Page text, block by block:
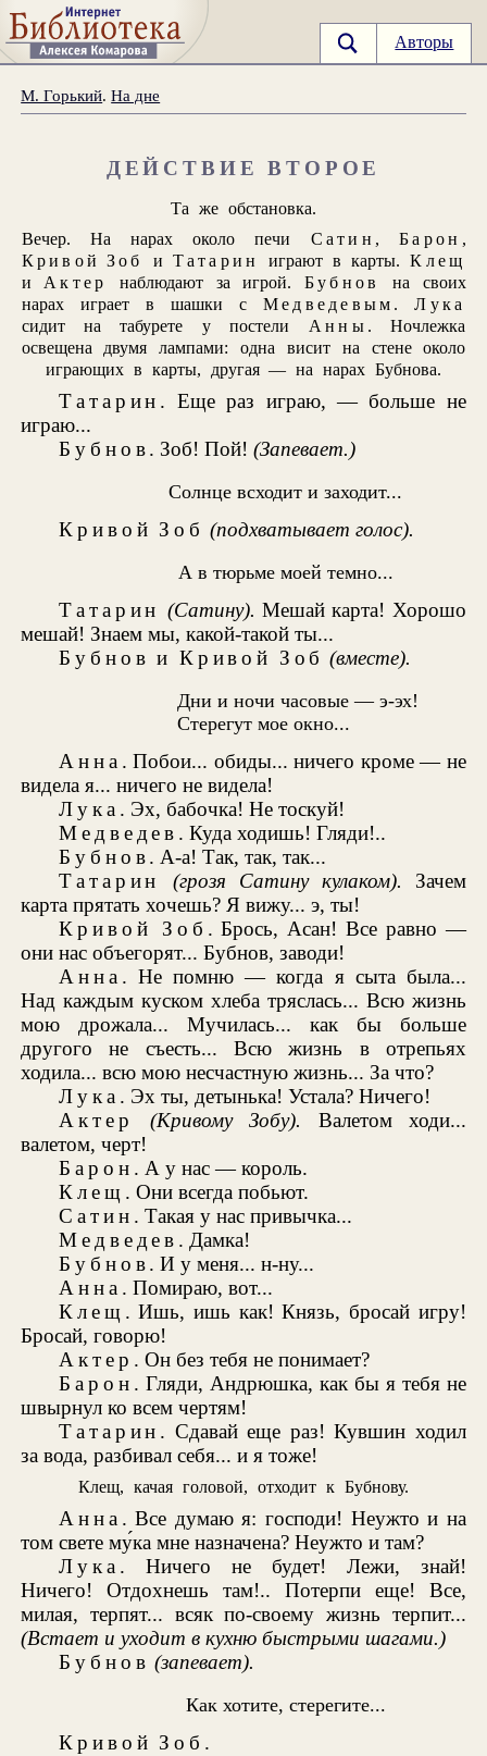
Авторы
М. Горький.На дне
ДЕЙСТВИЕ ВТОРОЕ
Та же обстановка.
Вечер. На нарах около печи Сатин ,Барон ,
Кривой Зоб
и Татарин играют в карты.Клещ
иАктер наблюдают за игрой. Бубнов
на своих
нарах играет в шашки с Медведевым .Лука
сидит на табурете у постели Анны . Ночлежка
освещена двумя лампами: одна висит на стене около
играющих в карты, другая — на нарах Бубнова.
Татарин . Еще раз играю, — больше не
играю...
Бубнов. Зоб! Пой!(Запевает.)
Солнце всходит и заходит...
Кривой Зоб (подхватывает голос).
А в тюрьме моей темно...
Татарин (Сатину). Мешай карта! Хорошо
мешай! Знаем мы, какой-такой ты...
Бубнов и Кривой Зоб (вместе).
Дни и ночи часовые — э-эх!
Стерегут мое окно...
Анна . Побои... обиды... ничего кроме — не
видела я... ничего не видела!
Лука . Эх, бабочка! Не тоскуй!
Медведев . Куда ходишь! Гляди!..
Бубнов. А-а! Так, так, так...
Татарин
(грозя Сатину кулаком). Зачем
карта прятать хочешь? Я вижу... э, ты!
Кривой Зоб . Брось, Асан! Все равно —
они нас объегорят... Бубнов, заводи!
Анна . Не помню — когда я сыта была...
Над каждым куском хлеба тряслась... Всю жизнь
мою дрожала... Мучилась... как бы больше
другого не съесть... Всю жизнь в отрепьях
ходила... всю мою несчастную жизнь... За что?
Лука . Эх ты, детынька! Устала? Ничего!
Актер
(Кривому Зобу).
Валетом ходи...
валетом, черт!
Барон . А у нас — король.
Клещ . Они всегда побьют.
Сатин . Такая у нас привычка...
Медведев . Дамка!
Бубнов. И у меня... н-ну...
Анна . Помираю, вот...
Клещ . Ишь, ишь как! Князь, бросай игру!
Бросай, говорю!
Актер . Он без тебя не понимает?
Барон . Гляди, Андрюшка, как бы я тебя не
швырнул ко всем чертям!
Татарин . Сдавай еще раз! Кувшин ходил
за вода, разбивал себя... и я тоже!
Клещ, качая головой, отходит к Бубнову.
Анна . Все думаю я: господи! Неужто и на
том свете му́ка мне назначена? Неужто и там?
Лука . Ничего не будет! Лежи, знай!
Ничего! Отдохнешь там!.. Потерпи еще! Все,
милая, терпят... всяк по-своему жизнь терпит...
(Встает и уходит в кухню быстрыми шагами.)
Бубнов (запевает).
Как хотите, стерегите...
Кривой Зоб .